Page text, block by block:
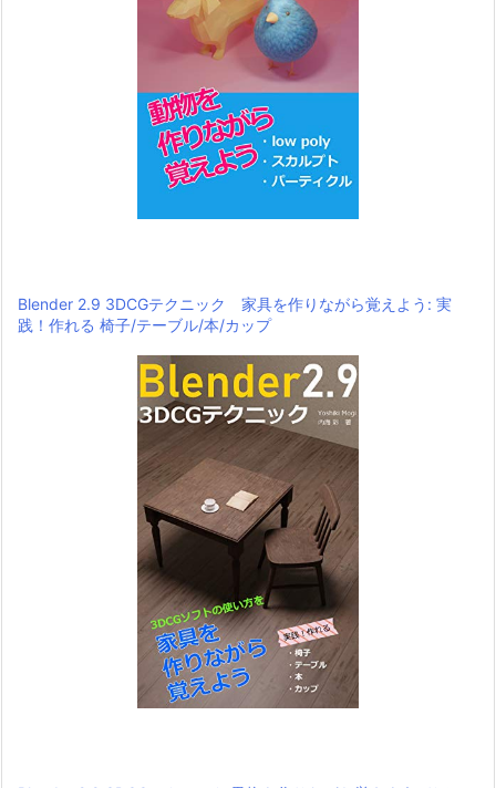
Blender 2.9 3DCGテクニック 家具を作りながら覚えよう: 実
践！作れる 椅子/テーブル/本/カップ